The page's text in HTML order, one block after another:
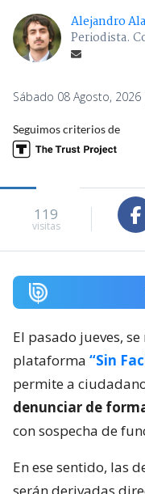
Alejandro
Periodista.
Sábado 08 Agosto, 2026
Seguimos criterios de
119
visitas
El pasado jueves,
plataforma “Sin
permite a
denunciar de
con sospecha de
En ese sentido, las